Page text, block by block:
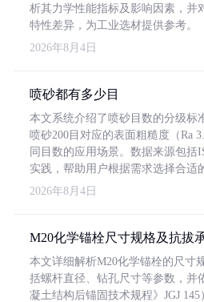
析其力学性能指标及影响因素，并
特性差异，为工业选材提供参考。
2026年8月4日
喷砂都有多少目
本文系统介绍了喷砂目数的分级标
喷砂200目对应的表面粗糙度（Ra
同目数的应用场景。数据来源包括
实践，帮助用户根据需求选择合适
2026年8月4日
M20化学锚栓尺寸规格及抗拔
本文详细解析M20化学锚栓的尺寸
括螺杆直径、钻孔尺寸等参数，并
凝土结构后锚固技术规程》JGJ